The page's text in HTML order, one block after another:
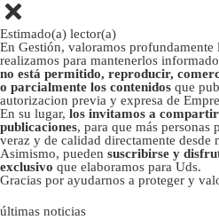
Estimado(a) lector(a)
En Gestión, valoramos
realizamos para mantenerlos
no está permitido, reproducir,
o parcialmente los contenidos que
autorizacion previa y expresa de
En su lugar, los invitamos a compartir
publicaciones, para que más personas
veraz y de calidad directamente desde
Asimismo, pueden suscribirse y
exclusivo que elaboramos para Uds.
Gracias por ayudarnos a proteger y
últimas noticias